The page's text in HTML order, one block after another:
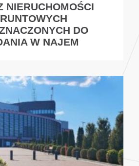
NIERUCHOMOŚCI
DO
W NAJEM